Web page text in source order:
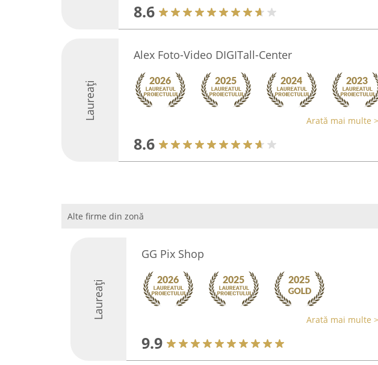
8.6
Laureați
Alex Foto-Video DIGITall-Center
Arată mai multe
8.6
Alte firme din zonă
Laureați
GG Pix Shop
Arată mai multe
9.9